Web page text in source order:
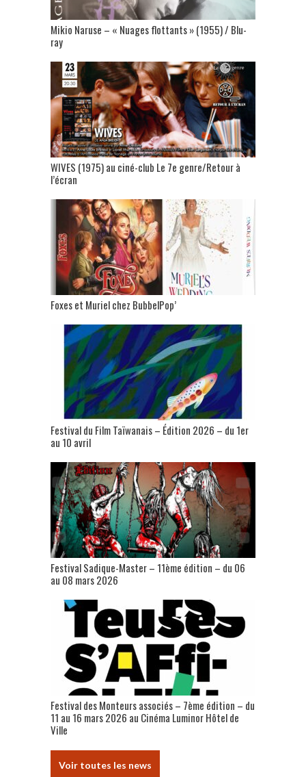
Mikio Naruse – « Nuages flottants » (1955) / Blu-
ray
WIVES (1975) au ciné-club Le 7e genre/Retour à
l’écran
Foxes et Muriel chez BubbelPop’
Festival du Film Taïwanais – Édition 2026 – du 1er
au 10 avril
Festival Sadique-Master – 11ème édition – du 06
au 08 mars 2026
Festival des Monteurs associés – 7ème édition – du
11 au 16 mars 2026 au Cinéma Luminor Hôtel de
Ville
Voir toutes les news